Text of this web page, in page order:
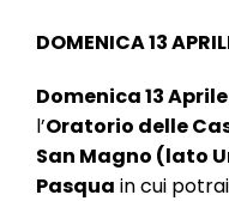
DOMENICA 13
Domenica 13
l’Oratorio delle
San Magno (lato
Pasqua in cui